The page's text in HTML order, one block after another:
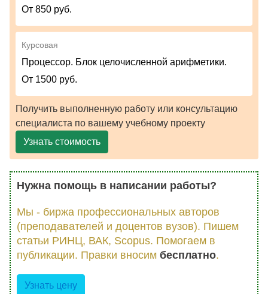
От 850 руб.
Курсовая
Процессор. Блок целочисленной арифметики.
От 1500 руб.
Получить выполненную работу или консультацию
специалиста по вашему учебному проекту
Узнать стоимость
Нужна помощь в написании работы?
Мы - биржа профессиональных авторов
(преподавателей и доцентов вузов). Пишем
статьи РИНЦ, ВАК, Scopus. Помогаем в
публикации. Правки вносим бесплатно.
Узнать цену